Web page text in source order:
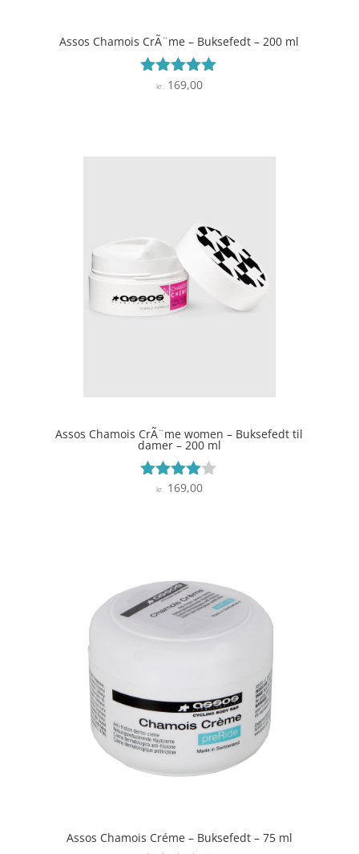
Assos Chamois CrÃ¨me – Buksefedt – 200 ml
Vurderet
kr.169,00
Assos Chamois CrÃ¨me women – Buksefedt til
damer – 200 ml
Vurderet
kr.169,00
Assos Chamois Créme – Buksefedt – 75 ml